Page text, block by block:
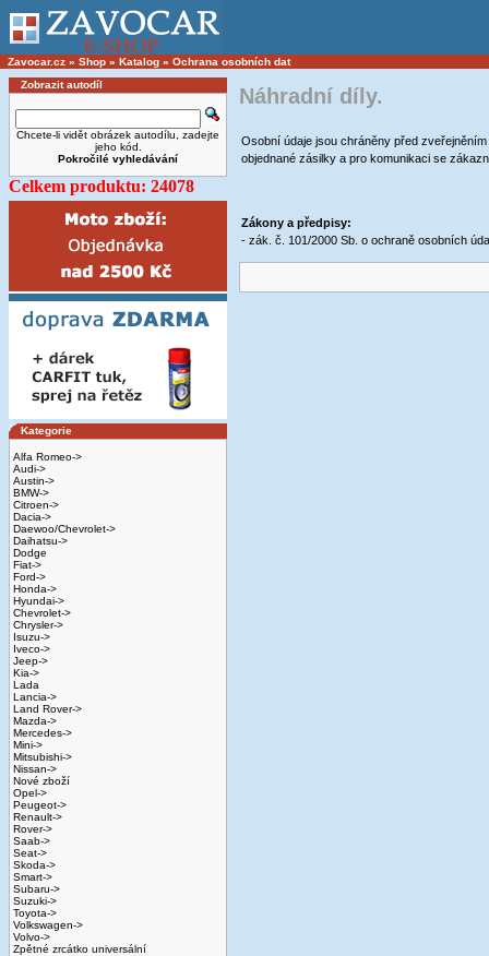
Zavocar.cz » Shop » Katalog » Ochrana osobních dat
Zobrazit autodíl
Chcete-li vidět obrázek autodílu, zadejte
jeho kód.
Pokročilé vyhledávání
Celkem produktu: 24078
Kategorie
Alfa Romeo->
Audi->
Austin->
BMW->
Citroen->
Dacia->
Daewoo/Chevrolet->
Daihatsu->
Dodge
Fiat->
Ford->
Honda->
Hyundai->
Chevrolet->
Chrysler->
Isuzu->
Iveco->
Jeep->
Kia->
Lada
Lancia->
Land Rover->
Mazda->
Mercedes->
Mini->
Mitsubishi->
Nissan->
Nové zboží
Opel->
Peugeot->
Renault->
Rover->
Saab->
Seat->
Skoda->
Smart->
Subaru->
Suzuki->
Toyota->
Volkswagen->
Volvo->
Zpětné zrcátko universální
Náhradní díly.
Osobní údaje jsou chráněny před
objednané zásilky a pro komunikaci se
Zákony a předpisy:
- zák. č. 101/2000 Sb. o ochraně osobních